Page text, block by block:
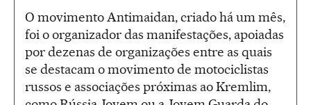
O movimento Antimaidan, criado há um mês,
foi o organizador das manifestações, apoiadas
por dezenas de organizações entre as quais
se destacam o movimento de motociclistas
russos e associações próximas ao Kremlim,